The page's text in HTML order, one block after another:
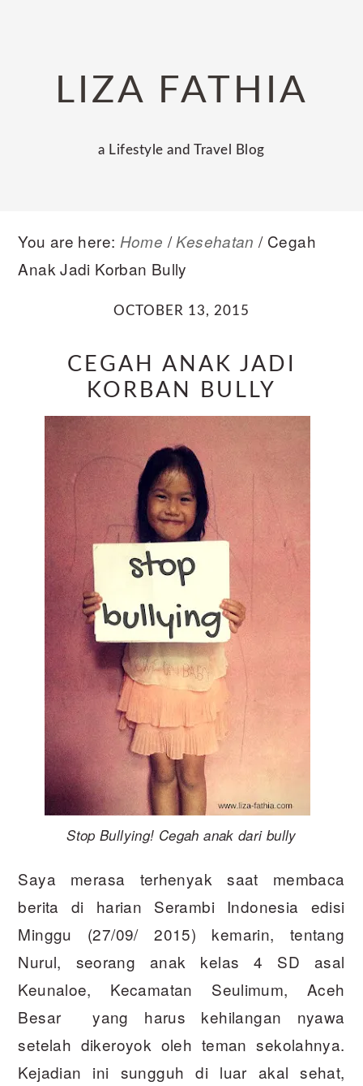
navigationLIZA FATHIA
a Lifestyle and Travel Blog
You are here: Home / Kesehatan /Cegah
Anak Jadi Korban Bully
OCTOBER 13, 2015
CEGAH ANAK JADI
KORBAN BULLY
Stop Bullying! Cegah anak dari bully
Saya merasa terhenyak saat membaca
berita di harian Serambi Indonesia edisi
Minggu (27/09/ 2015) kemarin, tentang
Nurul, seorang anak kelas 4 SD asal
Keunaloe, Kecamatan Seulimum, Aceh
Besar yang harus kehilangan nyawa
setelah dikeroyok oleh teman sekolahnya.
Kejadian ini sungguh di luar akal sehat,